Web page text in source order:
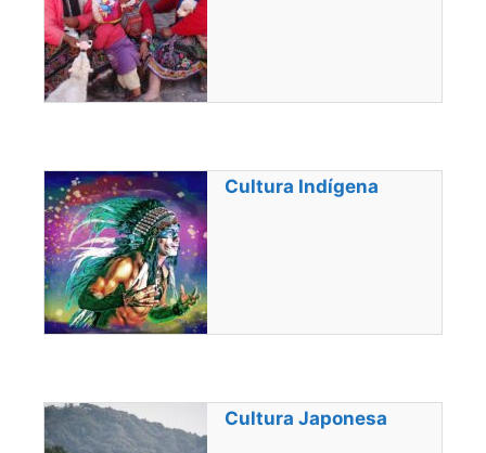
Cultura Indígena
Cultura Japonesa